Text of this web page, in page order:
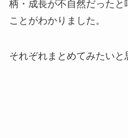
柄・成長が不自然だったと
ことがわかりました。
それぞれまとめてみたいと